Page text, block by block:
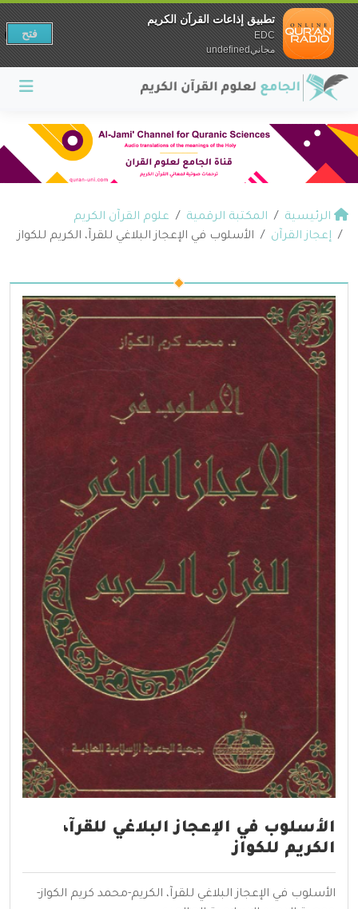
الرئيسية المكتبة الرقمية
علوم القرآن الكريم
إعجاز القرآن
الأسلوب في الإعجاز البلاغي للقرآ، الكريم للكواز
الأسلوب في الإعجاز البلاغي للقرآ،
الكريم للكواز
الأسلوب في الإعجاز البلاغي للقرآ، الكريم-محمد كريم الكواز-
تطبيق إذاعات القرآن الكريم
EDC
مجانيundefined
فتح